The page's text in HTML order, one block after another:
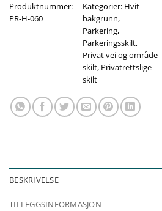
Produktnummer:
PR-H-060
Kategorier: Hvit
bakgrunn,
Parkering,
Parkeringsskilt,
Privat vei og område
skilt, Privatrettslige
skilt
BESKRIVELSE
TILLEGGSINFORMASJON